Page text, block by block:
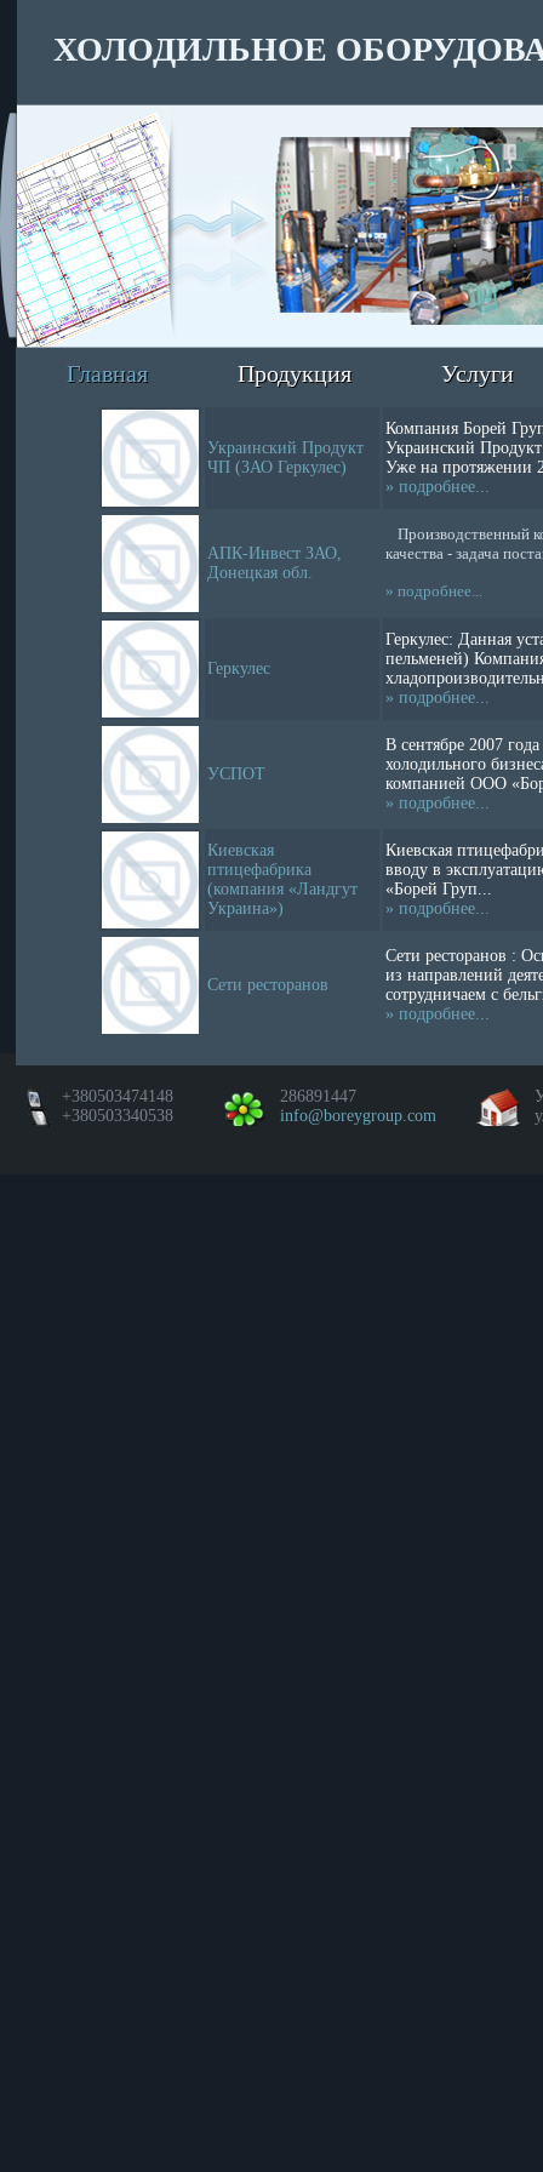
ХОЛОДИЛЬНОЕ
Главная Продукция Услуги
Украинский Продукт
ЧП (ЗАО Геркулес)
Компания Борей
Украинский
Уже на протяжении
» подробнее...
АПК-Инвест ЗАО,
Донецкая обл.
Производственный
качества - задача
» подробнее...
Геркулес
Геркулес: Данная
пельменей)
» подробнее...
УСПОТ
В сентябре 2007
холодильного
компанией ООО
» подробнее...
Киевская
птицефабрика
(компания «Ландгут
Украина»)
Киевская
вводу в
«Борей Груп...
» подробнее...
Сети ресторанов
Сети ресторанов :
из направлений
сотрудничаем с
» подробнее...
+380503474148
+380503340538
286891447
info@boreygroup.com